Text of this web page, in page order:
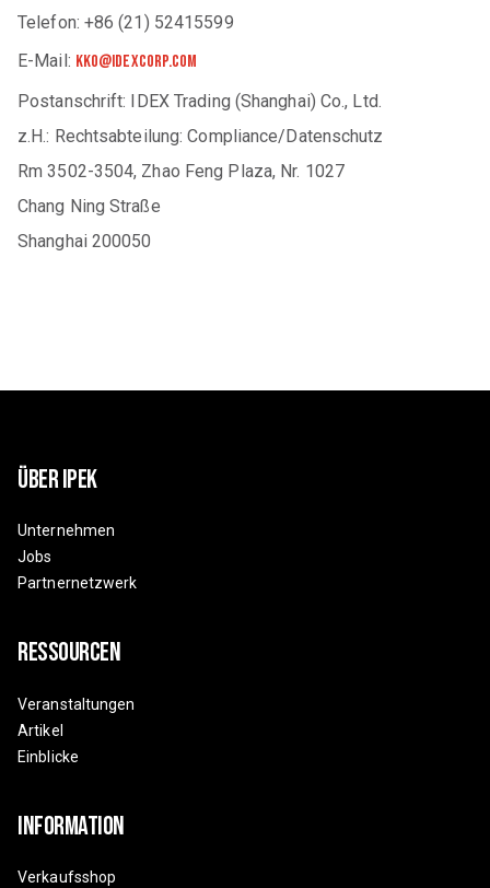
Telefon: +86 (21) 52415599
E-Mail: kko@idexcorp.com
Postanschrift: IDEX Trading (Shanghai) Co., Ltd.
z.H.: Rechtsabteilung: Compliance/Datenschutz
Rm 3502-3504, Zhao Feng Plaza, Nr. 1027
Chang Ning Straße
Shanghai 200050
Über Ipek
Unternehmen
Jobs
Partnernetzwerk
Ressourcen
Veranstaltungen
Artikel
Einblicke
Information
Verkaufsshop